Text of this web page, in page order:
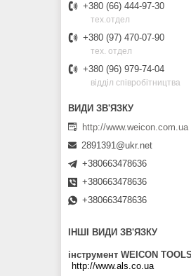
болтів і гайок
розбиранню.
замаслених
+380 (66) 444-97-30
тех.отдел
+380 (97) 470-07-90
тех. отдел
+380 (96) 979-74-04
відділ співробітництва
http://www.weicon.com.ua
2891391@ukr.net
+380663478636
+380663478636
+380663478636
ІНШІ ВИДИ ЗВ'ЯЗКУ
інструмент WEICON TOOLS
http://www.als.co.ua